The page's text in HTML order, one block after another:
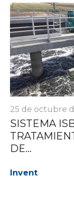
25 de octubre
SISTEMA
DE...
Invent